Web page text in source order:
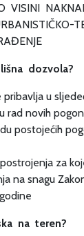
VISINI
dozvola?
u
rad novih
postojećih
za
na snagu
na teren?